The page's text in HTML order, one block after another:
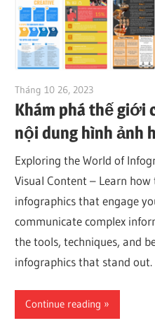
Tháng 10 26, 2023
Khám phá thế giới
nội dung hình ảnh
Exploring the World of
Visual Content – Learn
infographics that engage
communicate complex
the tools, techniques, and
infographics that stand out.
Continue reading